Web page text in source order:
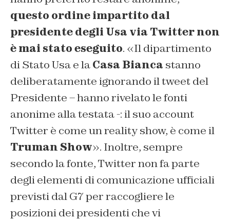
questo ordine impartito dal
presidente degli Usa via Twitter non
è mai stato eseguito. «Il dipartimento
di Stato Usa e laCasa Bianca stanno
deliberatamente ignorando il tweet del
Presidente – hanno rivelato le fonti
anonime alla testata -: il suo account
Twitter è come un reality show, è come il
Truman Show». Inoltre, sempre
secondo la fonte, Twitter non fa parte
degli elementi di comunicazione ufficiali
previsti dal G7 per raccogliere le
posizioni dei presidenti che vi